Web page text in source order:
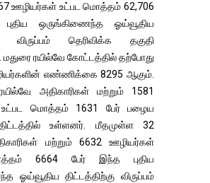
ஊழியர்கள் உட்பட மொத்தம் 62,706
ஒருங்கிணைந்த ஓய்வூதிய
விருப்பம் தெரிவிக்க தகுதி
ரயில்வே கோட்டத்தில் தற்போது
எண்ணிக்கை 8295 ஆகும்.
அதிகாரிகள் மற்றும் 1581
மொத்தம் 1631 பேர் பழைய
உள்ளனர். மீதமுள்ள 32
மற்றும் 6632 ஊழியர்கள்
6664 பேர் இந்த புதிய
ஓய்வூதிய திட்டத்திற்கு விருப்பம்